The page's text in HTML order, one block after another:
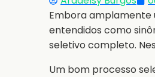
Embora amplamente
entendidos como
seletivo completo.
Um bom processo